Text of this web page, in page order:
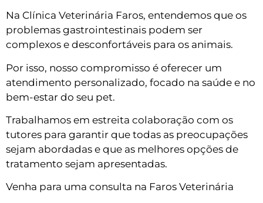
Na Clínica Veterinária Faros, entendemos que os
problemas gastrointestinais podem ser
complexos e desconfortáveis para os animais.
Por isso, nosso compromisso é oferecer um
atendimento personalizado, focado na saúde e no
bem-estar do seu pet.
Trabalhamos em estreita colaboração com os
tutores para garantir que todas as preocupações
sejam abordadas e que as melhores opções de
tratamento sejam apresentadas.
Venha para uma consulta na Faros Veterinária